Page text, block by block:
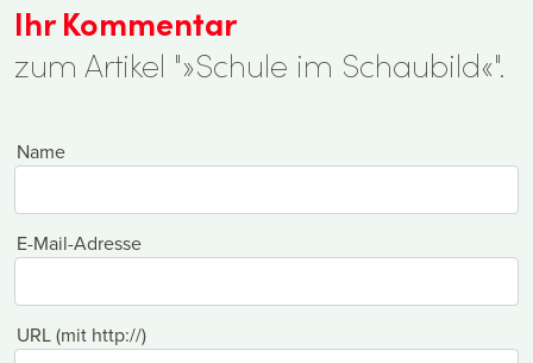
Ihr Kommentar
zum Artikel "»Schule im Schaubild«".
Name
E-Mail-Adresse
URL (mit http://)